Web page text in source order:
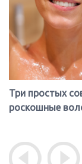
Три простых
роскошные